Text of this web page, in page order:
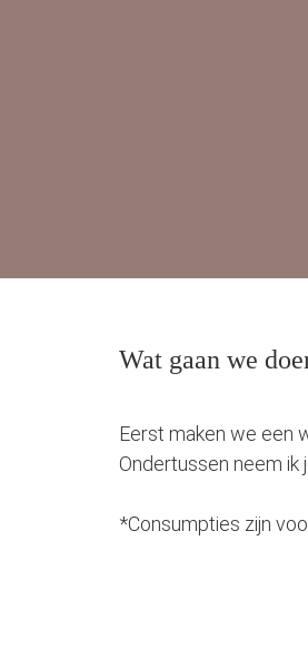
Wat gaan we
Eerst maken we een
Ondertussen neem ik
*Consumpties zijn